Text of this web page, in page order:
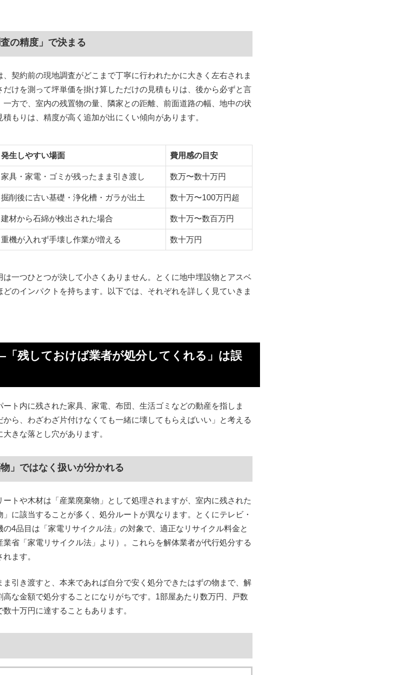
の精度」で決まる
契約前の現地調査がどこまで丁寧に行われたかに大きく左右されま
けを測って坪単価を掛け算しただけの見積もりは、後から必ずと言
一方で、室内の残置物の量、隣家との距離、前面道路の幅、地中の状
もりは、精度が高く追加が出にくい傾向があります。
発生しやすい場面 費用感の目安
家具・家電・ゴミが残ったまま引き渡し 数万〜数十万円
掘削後に古い基礎・浄化槽・ガラが出土 数十万〜100万円超
建材から石綿が検出された場合 数十万〜数百万円
重機が入れず手壊し作業が増える 数十万円
は一つひとつが決して小さくありません。とくに地中埋設物とアスベ
どのインパクトを持ちます。以下では、それぞれを詳しく見ていきま
残しておけば業者が処分してくれる」は誤
ト内に残された家具、家電、布団、生活ゴミなどの動産を指しま
ら、わざわざ片付けなくても一緒に壊してもらえばいい」と考える
きな落とし穴があります。
」ではなく扱いが分かれる
トや木材は「産業廃棄物」として処理されますが、室内に残された
に該当することが多く、処分ルートが異なります。とくにテレビ・
4品目は「家電リサイクル法」の対象で、適正なリサイクル料金と
業省「家電リサイクル法」より）。これらを解体業者が代行処分する
ます。
引き渡すと、本来であれば自分で安く処分できたはずの物まで、解
な金額で処分することになりがちです。1部屋あたり数万円、戸数
十万円に達することもあります。